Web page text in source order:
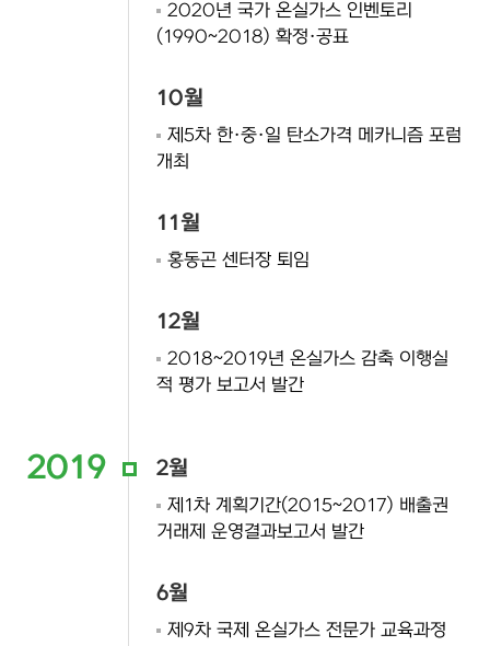
2020년 국가 온실가스 인벤토리
(1990~2018) 확정·공표
10월
제5차 한·중·일 탄소가격 메카니즘 포럼
개최
11월
홍동곤 센터장 퇴임
12월
2018~2019년 온실가스 감축 이행실
적 평가 보고서 발간
2019 2월
제1차 계획기간(2015~2017) 배출권
거래제 운영결과보고서 발간
6월
제9차 국제 온실가스 전문가 교육과정